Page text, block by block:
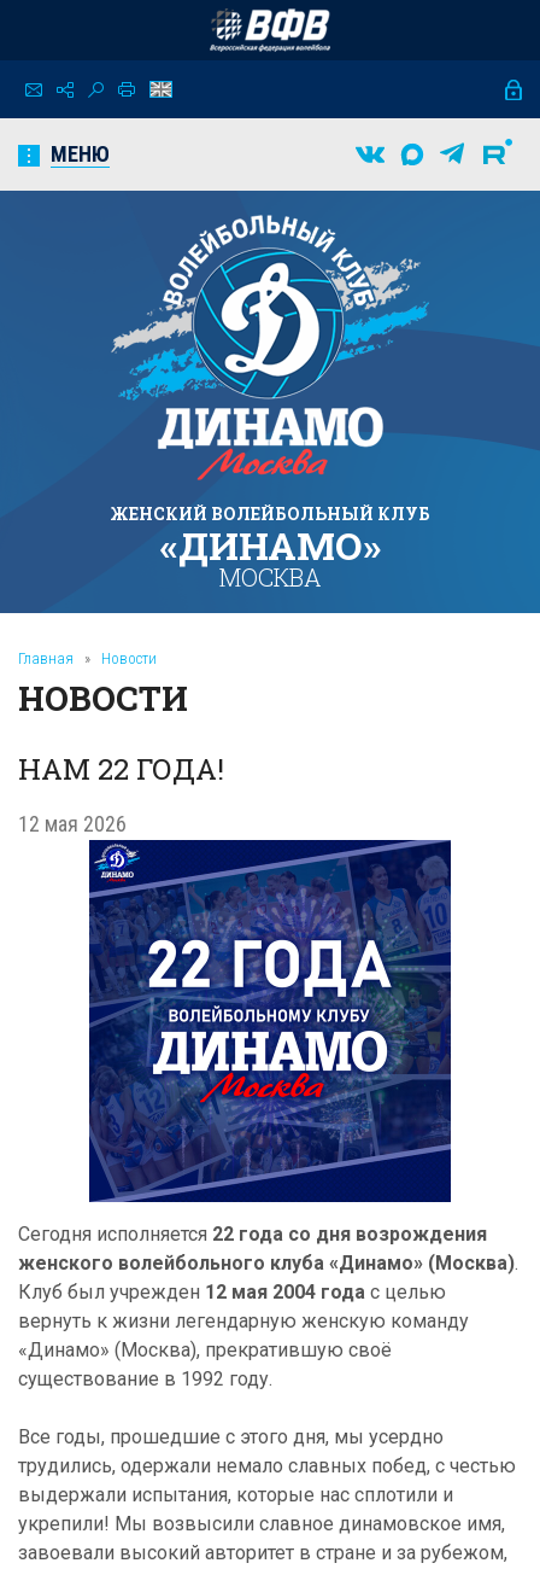
МЕНЮ
ЖЕНСКИЙ ВОЛЕЙБОЛЬНЫЙ КЛУБ
«ДИНАМО»
МОСКВА
Главная » Новости
НОВОСТИ
НАМ 22 ГОДА!
12 мая 2026
Сегодня исполняется 22 года со дня возрождения
женского волейбольного клуба «Динамо» (Москва).
Клуб был учрежден 12 мая 2004 года с целью
вернуть к жизни легендарную женскую команду
«Динамо» (Москва), прекратившую своё
существование в 1992 году.
Все годы, прошедшие с этого дня, мы усердно
трудились, одержали немало славных побед, с честью
выдержали испытания, которые нас сплотили и
укрепили! Мы возвысили славное динамовское имя,
завоевали высокий авторитет в стране и за рубежом,